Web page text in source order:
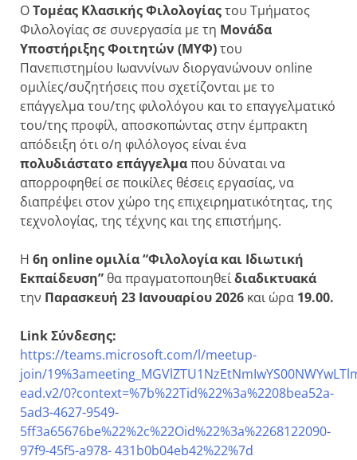
ΟΤομέας Κλασικής Φιλολογίαςτου Τμήματος
Φιλολογίας σε συνεργασία με τη Μονάδα
Υποστήριξης Φοιτητών (ΜΥΦ)του
Πανεπιστημίου Ιωαννίνων διοργανώνουν online
ομιλίες/συζητήσεις που σχετίζονται με το
επάγγελμα του/της φιλολόγου και το επαγγελματικό
του/της προφίλ, αποσκοπώντας στην έμπρακτη
απόδειξη ότι ο/η φιλόλογος είναι ένα
πολυδιάστατο επάγγελμαπου δύναται να
απορροφηθεί σε ποικίλες θέσεις εργασίας, να
διαπρέψει στον χώρο της επιχειρηματικότητας, της
τεχνολογίας, της τέχνης και της επιστήμης.
Η 6η online ομιλία “Φιλολογία και Ιδιωτική
Εκπαίδευση” θα πραγματοποιηθείδιαδικτυακά
την Παρασκευή 23 Ιανουαρίου 2026 και ώρα 19.00.
Link Σύνδεσης:
https://teams.microsoft.com/l/meetup-
join/
ead.v2/0?context=%7b%22Tid%22%3a%2208bea52a-
5ad3-4627-9549-
5ff3a65676be%22%2c%22Oid%22%3a%2268122090-
97f9-45f5-a978- 431b0b04eb42%22%7d